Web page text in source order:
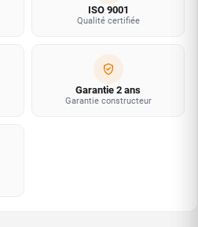
ISO 9001
Qualité certifiée
Garantie 2 ans
Garantie constructeur